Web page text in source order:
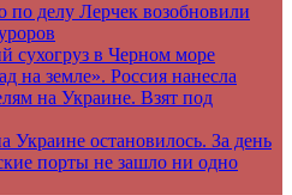
по делу Лерчек возобновили
сухогруз в Черном море
на земле». Россия нанесла
на Украине. Взят под
Украине остановилось. За день
порты не зашло ни одно